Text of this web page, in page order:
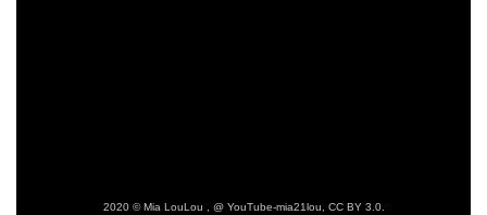
2020 © Mia LouLou , @ YouTube-mia21lou, CC BY 3.0.